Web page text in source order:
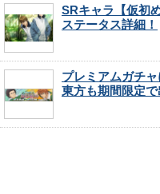
SRキャラ【仮初
ステータス詳細！
プレミアムガチ
東方も期間限定で